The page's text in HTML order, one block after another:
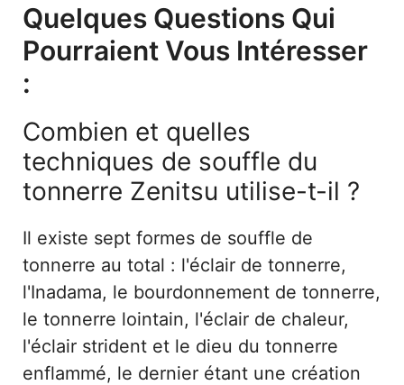
Quelques Questions Qui
Pourraient Vous Intéresser
:
Combien et quelles
techniques de souffle du
tonnerre Zenitsu utilise-t-il ?
Il existe sept formes de souffle de
tonnerre au total : l'éclair de tonnerre,
l'Inadama, le bourdonnement de tonnerre,
le tonnerre lointain, l'éclair de chaleur,
l'éclair strident et le dieu du tonnerre
enflammé, le dernier étant une création